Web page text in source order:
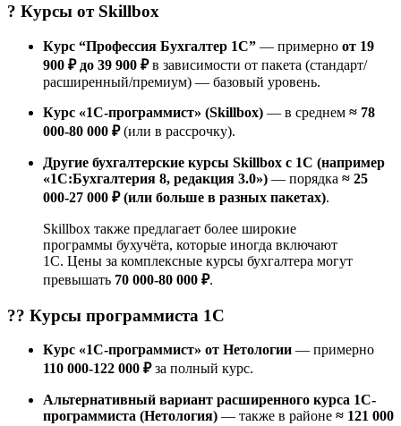
? Курсы от Skillbox
Курс “Профессия Бухгалтер 1С” — примерно от 19
900 ₽ до 39 900 ₽в зависимости от пакета (стандарт/
расширенный/премиум) — базовый уровень.
Курс «1С-программист» (Skillbox) — в среднем ≈ 78
000-80 000 ₽(или в рассрочку).
Другие бухгалтерские курсы Skillbox с 1С (например
«1С:Бухгалтерия 8, редакция 3.0») — порядка ≈ 25
000-27 000 ₽ (или больше в разных пакетах).
Skillbox также предлагает более широкие
программы бухучёта, которые иногда включают
1С. Цены за комплексные курсы бухгалтера могут
превышать 70 000-80 000 ₽.
?‍? Курсы программиста 1С
Курс «1С-программист» от Нетологии — примерно
110 000-122 000 ₽за полный курс.
Альтернативный вариант расширенного курса 1С-
программиста (Нетология) — также в районе ≈ 121 000